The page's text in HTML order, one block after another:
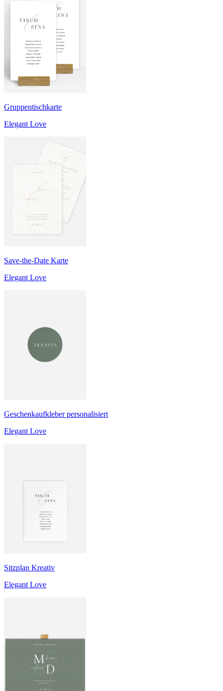
Gruppentischkarte
Elegant Love
Save-the-Date Karte
Elegant Love
Geschenkaufkleber personalisiert
Elegant Love
Sitzplan Kreativ
Elegant Love